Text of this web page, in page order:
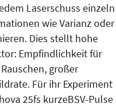
Laserschuss einzeln
wie Varianz oder
Dies stellt hohe
Empfindlichkeit für
großer
Für ihr Experiment
25fs kurzeBSV-Pulse